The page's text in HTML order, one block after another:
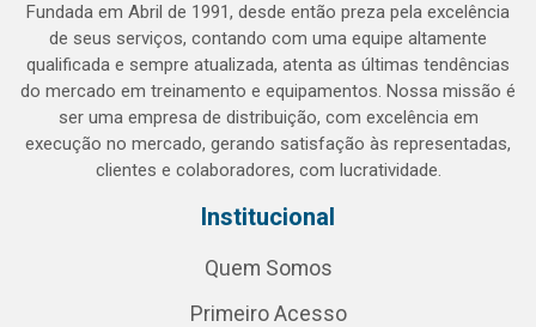
Fundada em Abril de 1991, desde então preza pela excelência
de seus serviços, contando com uma equipe altamente
qualificada e sempre atualizada, atenta as últimas tendências
do mercado em treinamento e equipamentos. Nossa missão é
ser uma empresa de distribuição, com excelência em
execução no mercado, gerando satisfação às representadas,
clientes e colaboradores, com lucratividade.
Institucional
Quem Somos
Primeiro Acesso